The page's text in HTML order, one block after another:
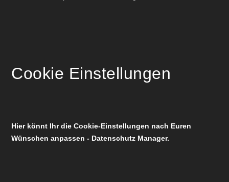
Cookie Einstellungen
Hier könnt Ihr die Cookie-Einstellungen nach Euren
Wünschen anpassen - Datenschutz Manager.